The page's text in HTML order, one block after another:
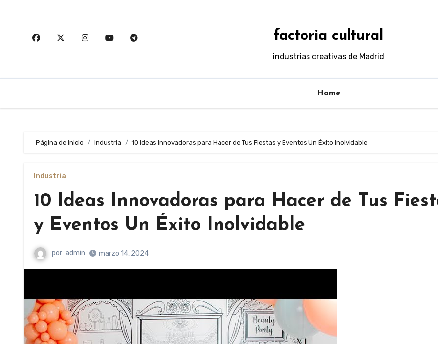
contenido
factoria cultural
industrias creativas de Madrid
Home
Página de inicio Industria 10 Ideas Innovadoras para Hacer de Tus Fiestas y Eventos Un Éxito Inolvidable
Industria
10 Ideas Innovadoras para Hacer de Tus
y Eventos Un Éxito Inolvidable
por admin marzo 14, 2024